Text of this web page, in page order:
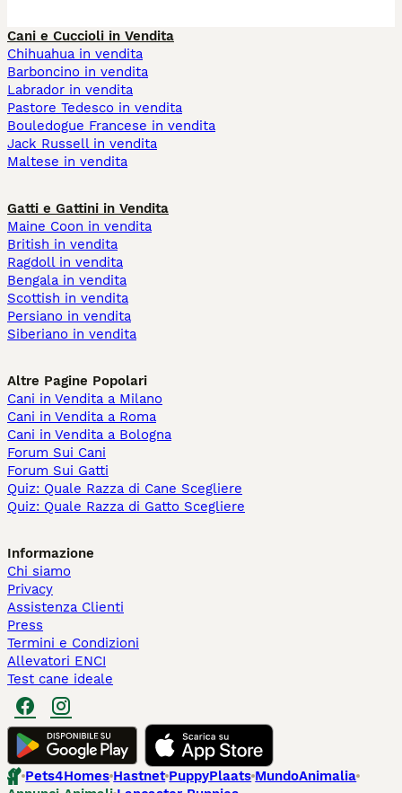
Cani e Cuccioli in Vendita
Chihuahua in vendita
Barboncino in vendita
Labrador in vendita
Pastore Tedesco in vendita
Bouledogue Francese in vendita
Jack Russell in vendita
Maltese in vendita
Gatti e Gattini in Vendita
Maine Coon in vendita
British in vendita
Ragdoll in vendita
Bengala in vendita
Scottish in vendita
Persiano in vendita
Siberiano in vendita
Altre Pagine Popolari
Cani in Vendita a Milano
Cani in Vendita a Roma
Cani in Vendita a Bologna
Forum Sui Cani
Forum Sui Gatti
Quiz: Quale Razza di Cane Scegliere
Quiz: Quale Razza di Gatto Scegliere
Informazione
Chi siamo
Privacy
Assistenza Clienti
Press
Termini e Condizioni
Allevatori ENCI
Test cane ideale
Pets4Homes Hastnet PuppyPlaats MundoAnimalia